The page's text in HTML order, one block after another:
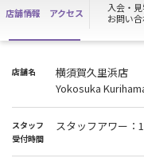
※ 施設は通常通りご利
※ WEB入会の方は店
ます。
ん。
※【見学・ご入会に関
事前にホームページか
よりスムーズにご対応
店舗情報 アクセス
入会・
お問い
店舗名
横須賀久里浜店
Yokosuka
スタッフ
受付時間
スタッフアワー：